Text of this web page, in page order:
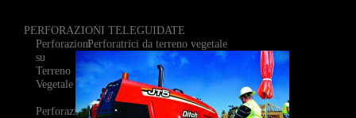
PERFORAZIONI TELEGUIDATE
Perforazioni
su
Terreno
Vegetale
Perforazioni
Perforatrici da terreno vegetale